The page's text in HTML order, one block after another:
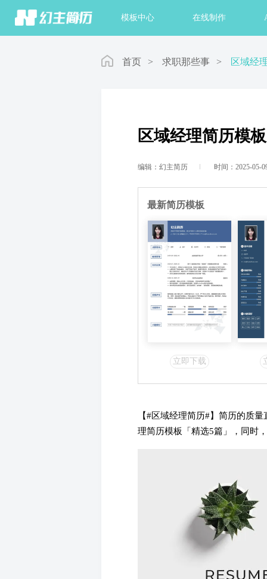
首页 模板中心 在线制作
首页 > 求职那些事 > 区域经
区域经理简历模
编辑：幻主简历 时间：2025-05-
最新简历模板
立即下载
【#区域经理简历#】简历的质
理简历模板「精选5篇」，同时